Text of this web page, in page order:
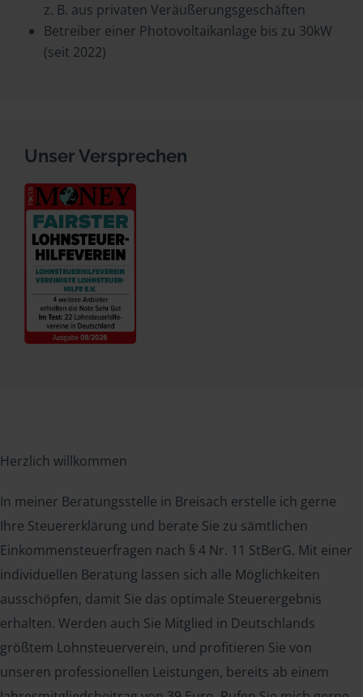
z. B. aus privaten Veräußerungsgeschäften
Betreiber einer Photovoltaikanlage bis zu 30kW
(seit 2022)
Unser Versprechen
Herzlich willkommen
In meiner Beratungsstelle in Breisach erstelle ich gerne
Ihre Steuererklärung und berate Sie zu sämtlichen
Einkommensteuerfragen nach § 4 Nr. 11 StBerG. Mit einer
individuellen Beratung lassen sich alle Möglichkeiten
ausschöpfen, damit Sie das optimale Steuerergebnis
erhalten. Werden auch Sie Mitglied in Deutschlands
größtem Lohnsteuerverein, und profitieren Sie von
unseren professionellen Leistungen, bereits ab einem